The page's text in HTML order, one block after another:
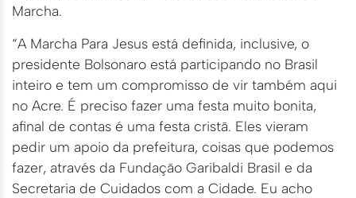
Marcha.
“A Marcha Para Jesus está definida, inclusive, o
presidente Bolsonaro está participando no Brasil
inteiro e tem um compromisso de vir também aqui
no Acre. É preciso fazer uma festa muito bonita,
afinal de contas é uma festa cristã. Eles vieram
pedir um apoio da prefeitura, coisas que podemos
fazer, através da Fundação Garibaldi Brasil e da
Secretaria de Cuidados com a Cidade. Eu acho